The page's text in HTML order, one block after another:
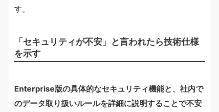
す。
「セキュリティが不安」と言われたら技術仕様
を示す
Enterprise版の具体的なセキュリティ機能と、社内で
のデータ取り扱いルールを詳細に説明することで不安